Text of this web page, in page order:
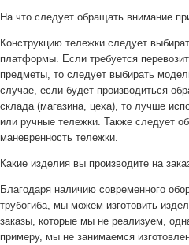
На что следует обращать внимание
Конструкцию тележки следует
платформы. Если требуется
предметы, то следует выбирать
случае, если будет производиться
склада (магазина, цеха), то лучше
или ручные тележки. Также следует
маневренность тележки.
Какие изделия вы производите на
Благодаря наличию современного
трубогиба, мы можем изготовить
заказы, которые мы не реализуем,
примеру, мы не занимаемся